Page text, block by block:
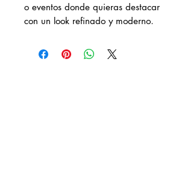
o eventos donde quieras destacar
con un look refinado y moderno.